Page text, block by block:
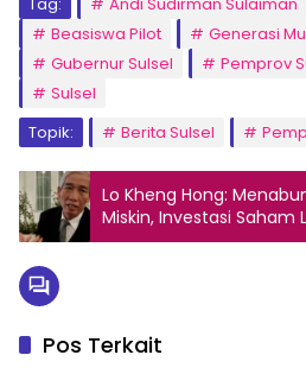
Beasiswa Pilot
Generasi
Gubernur Sulsel
Pemprov
Sulsel
Topik:
Berita Sulsel
Lo Kheng Hong:
Miskin, Investasi Saham
Pos Terkait